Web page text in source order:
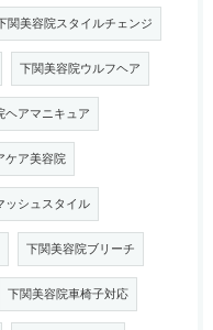
関美容院スタイルチェンジ
下関美容院ウルフヘア
ヘアマニキュア
ケア美容院
ッシュスタイル
下関美容院ブリーチ
下関美容院車椅子対応